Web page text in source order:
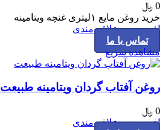
0 ﷼
خرید روغن مایع ۱لیتری غنچه ویتامینه
افزودن به علاقه مندی
تماس با ما
مشاهده سریع
روغن آفتاب گردان ویتامینه طبیعت
0 ﷼
افزودن به علاقه مندی